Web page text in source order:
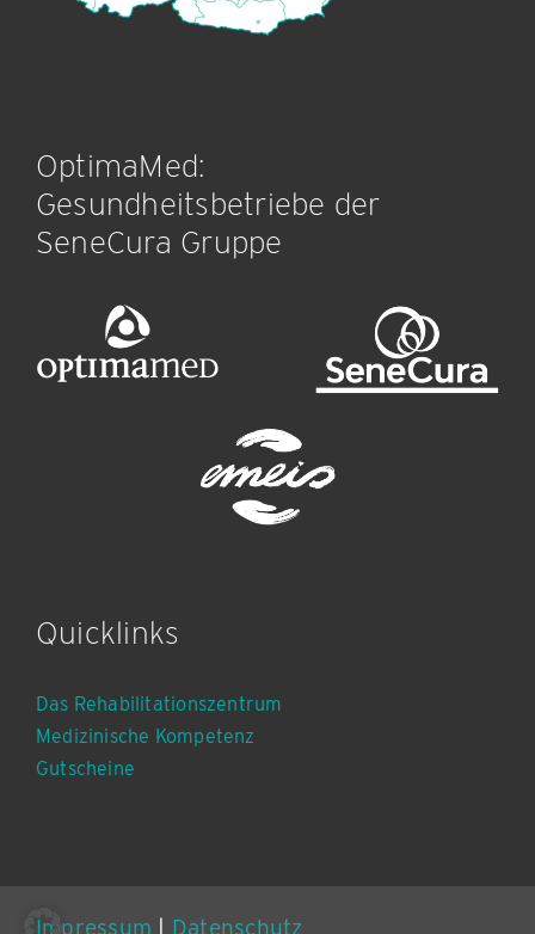
OptimaMed:
Gesundheitsbetriebe der
SeneCura Gruppe
Quicklinks
Das Rehabilitationszentrum
Medizinische Kompetenz
Gutscheine
Impressum | Datenschutz